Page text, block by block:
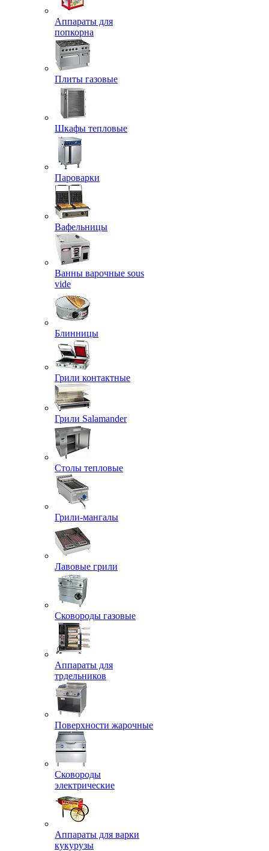
Аппараты для
попкорна
Плиты газовые
Шкафы тепловые
Пароварки
Вафельницы
Ванны варочные sous
vide
Блинницы
Грили контактные
Грили Salamander
Столы тепловые
Грили-мангалы
Лавовые грили
Сковороды газовые
Аппараты для
трдельников
Поверхности жарочные
Сковороды
электрические
Аппараты для варки
кукурузы